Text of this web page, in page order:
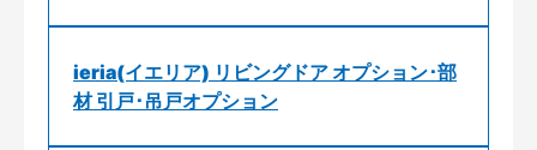
ieria(イエリア) リビングドア オプション･部
材 引戸･吊戸オプション